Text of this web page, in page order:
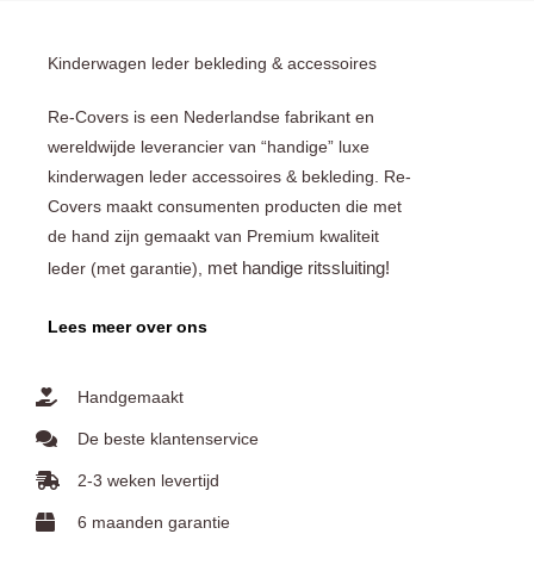
Kinderwagen leder bekleding & accessoires
Re-Covers is een Nederlandse fabrikant en
wereldwijde leverancier van “handige” luxe
kinderwagen leder accessoires & bekleding. Re-
Covers maakt consumenten producten die met
de hand zijn gemaakt van Premium kwaliteit
leder (met garantie), met handige ritssluiting!
Lees meer over ons
Handgemaakt
De beste klantenservice
2-3 weken levertijd
6 maanden garantie